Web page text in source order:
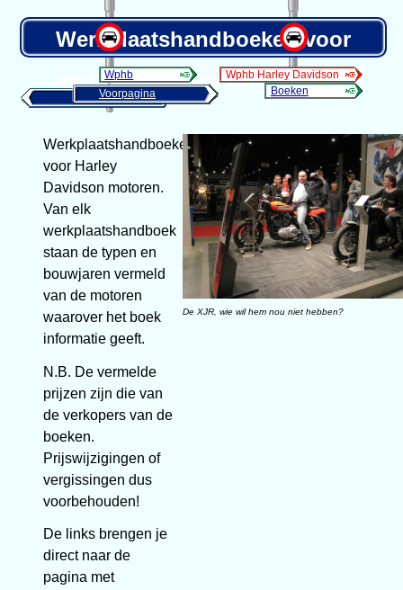
Werkplaatshandboeken voor
motoren: Harley Davidson
Naar menu
Wphb Harley Davidson
Wphb
Boeken
Voorpagina
De XJR, wie wil hem nou niet hebben?
Werkplaatshandboeken
voor Harley
Davidson motoren.
Van elk
werkplaatshandboek
staan de typen en
bouwjaren vermeld
van de motoren
waarover het boek
informatie geeft.
N.B. De vermelde
prijzen zijn die van
de verkopers van de
boeken.
Prijswijzigingen of
vergissingen dus
voorbehouden!
De links brengen je
direct naar de
pagina met